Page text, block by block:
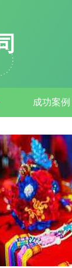
成功案例